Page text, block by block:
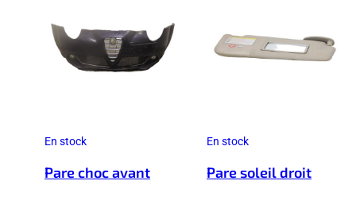
En stock
Pare choc avant
En stock
Pare soleil droit